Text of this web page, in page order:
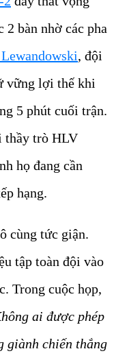
bàn nhờ các pha
, đội
vững lợi thế khi
5 phút cuối trận.
thầy trò HLV
họ đang cần
hạng.
cùng tức giận.
tập toàn đội vào
Trong cuộc họp,
ai được phép
giành chiến thắng